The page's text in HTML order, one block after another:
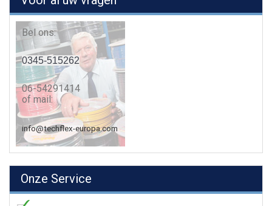
Bel ons:
0345-515262
06-54291414
of mail:
info@techflex-europa.com
Onze Service